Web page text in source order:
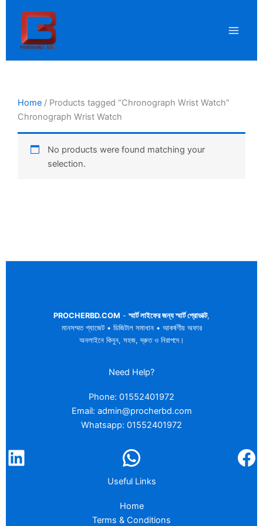
content
Home / Products tagged “Chronograph Wrist Watch”
Chronograph Wrist Watch
No products were found matching your
selection.
PROCHERBD.COM -স্মার্ট লাইফের জন্য স্মার্ট প্রোডাক্ট,
মানসম্মত গ্যাজেট • ডিজিটাল সমাধান • আকর্ষণীয় অফার
অনলাইনে কিনুন, সহজ, দ্রুত ও নিরাপদে।
Need Help?
Phone: 01552401972
Email: admin@procherbd.com
Whatsapp: 01552401972
Useful Links
Home
Terms & Conditions